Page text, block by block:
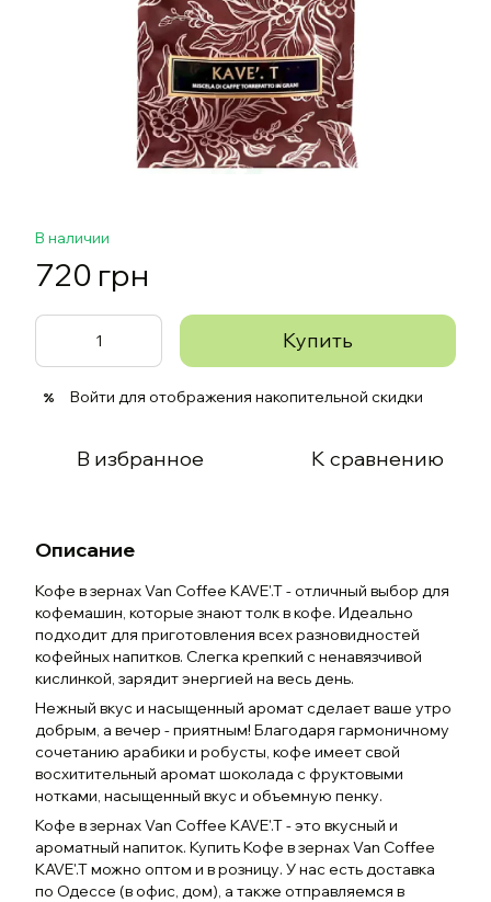
В наличии
720 грн
Купить
% Войти для отображения накопительной скидки
В избранное К сравнению
Описание
Кофе в зернах Van Coffee KAVE'.T - отличный выбор для
кофемашин, которые знают толк в кофе. Идеально
подходит для приготовления всех разновидностей
кофейных напитков. Слегка крепкий с ненавязчивой
кислинкой, зарядит энергией на весь день.
Нежный вкус и насыщенный аромат сделает ваше утро
добрым, а вечер - приятным! Благодаря гармоничному
сочетанию арабики и робусты, кофе имеет свой
восхитительный аромат шоколада с фруктовыми
нотками, насыщенный вкус и объемную пенку.
Кофе в зернах Van Coffee KAVE'.T - это вкусный и
ароматный напиток. Купить Кофе в зернах Van Coffee
KAVE'.T можно оптом и в розницу. У нас есть доставка
по Одессе (в офис, дом), а также отправляемся в